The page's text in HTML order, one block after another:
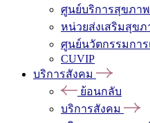
ศูนย์บริการสุขภา
หน่วยส่งเสริมสุข
ศูนย์นวัตกรรมการ
CUVIP
บริการสังคม
ย้อนกลับ
บริการสังคม